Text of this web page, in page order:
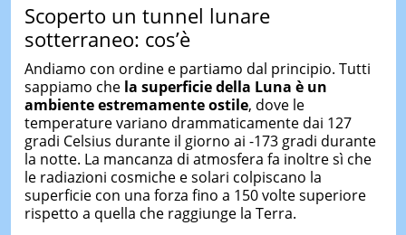
Scoperto un tunnel lunare
sotterraneo: cos’è
Andiamo con ordine e partiamo dal principio. Tutti
sappiamo che la superficie della Luna è un
ambiente estremamente ostile, dove le
temperature variano drammaticamente dai 127
gradi Celsius durante il giorno ai -173 gradi durante
la notte. La mancanza di atmosfera fa inoltre sì che
le radiazioni cosmiche e solari colpiscano la
superficie con una forza fino a 150 volte superiore
rispetto a quella che raggiunge la Terra.